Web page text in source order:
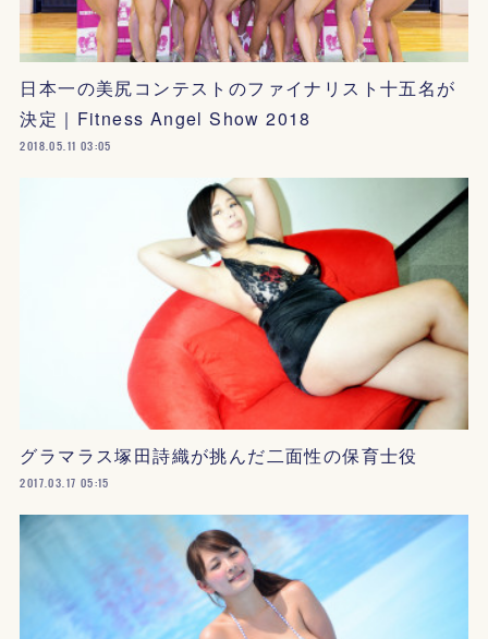
日本一の美尻コンテストのファイナリスト十五名が
決定｜Fitness Angel Show 2018
2018.05.11 03:05
グラマラス塚田詩織が挑んだ二面性の保育士役
2017.03.17 05:15